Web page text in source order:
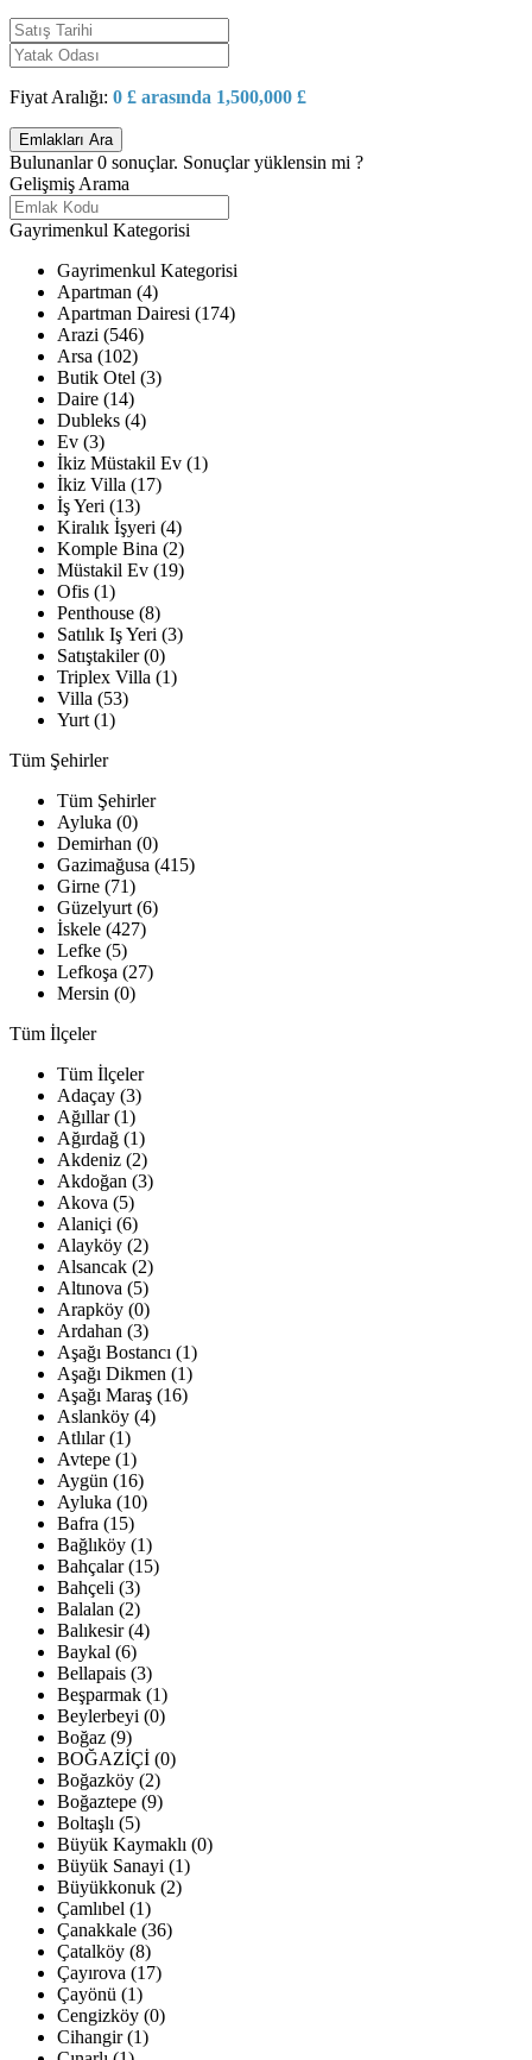
Fiyat Aralığı: 0 £ arasında 1,500,000 £
Bulunanlar0 sonuçlar. Sonuçlar yüklensin mi ?
Gelişmiş Arama
Gayrimenkul Kategorisi
Gayrimenkul Kategorisi
Apartman (4)
Apartman Dairesi (174)
Arazi (546)
Arsa (102)
Butik Otel (3)
Daire (14)
Dubleks (4)
Ev (3)
İkiz Müstakil Ev (1)
İkiz Villa (17)
İş Yeri (13)
Kiralık İşyeri (4)
Komple Bina (2)
Müstakil Ev (19)
Ofis (1)
Penthouse (8)
Satılık Iş Yeri (3)
Satıştakiler (0)
Triplex Villa (1)
Villa (53)
Yurt (1)
Tüm Şehirler
Tüm Şehirler
Ayluka (0)
Demirhan (0)
Gazimağusa (415)
Girne (71)
Güzelyurt (6)
İskele (427)
Lefke (5)
Lefkoşa (27)
Mersin (0)
Tüm İlçeler
Tüm İlçeler
Adaçay (3)
Ağıllar (1)
Ağırdağ (1)
Akdeniz (2)
Akdoğan (3)
Akova (5)
Alaniçi (6)
Alayköy (2)
Alsancak (2)
Altınova (5)
Arapköy (0)
Ardahan (3)
Aşağı Bostancı (1)
Aşağı Dikmen (1)
Aşağı Maraş (16)
Aslanköy (4)
Atlılar (1)
Avtepe (1)
Aygün (16)
Ayluka (10)
Bafra (15)
Bağlıköy (1)
Bahçalar (15)
Bahçeli (3)
Balalan (2)
Balıkesir (4)
Baykal (6)
Bellapais (3)
Beşparmak (1)
Beylerbeyi (0)
Boğaz (9)
BOĞAZİÇİ (0)
Boğazköy (2)
Boğaztepe (9)
Boltaşlı (5)
Büyük Kaymaklı (0)
Büyük Sanayi (1)
Büyükkonuk (2)
Çamlıbel (1)
Çanakkale (36)
Çatalköy (8)
Çayırova (17)
Çayönü (1)
Cengizköy (0)
Cihangir (1)